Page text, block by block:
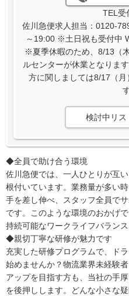
TEL受
佐川急便求人担当：0120-
～19:00 ※土日祝も受付中
※夏季休暇のため、8/13（
ルセンターが休業となりま
方に関しましては8/17（
検討中リス
◆全員で助け合う環境
佐川急便では、一人ひとりが互
根付いています。業務量が多い
手を差し伸べ、スタッフ全員で
です。このような環境のおかげ
持続可能なワークライフバランス
◆親切丁寧な研修が魅力です
充実した研修プログラムで、ド
始めませんか？物流業界未経験
アップを目指す方も、当社の手
を後押しします。どんな小さな